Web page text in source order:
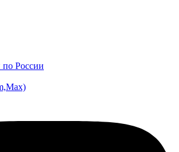
по России